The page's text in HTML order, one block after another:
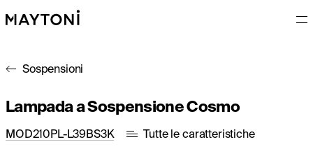
Sospensioni
Lampada a Sospensione Cosmo
MOD210PL-L39BS3K Tutte le caratteristiche